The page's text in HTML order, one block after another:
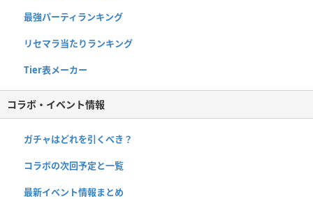
最強パーティランキング
リセマラ当たりランキング
Tier表メーカー
コラボ・イベント情報
ガチャはどれを引くべき？
コラボの次回予定と一覧
最新イベント情報まとめ